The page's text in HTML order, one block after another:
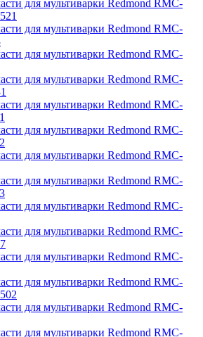
для мультиварки Redmond RMC-
для мультиварки Redmond RMC-
для мультиварки Redmond RMC-
для мультиварки Redmond RMC-
для мультиварки Redmond RMC-
для мультиварки Redmond RMC-
для мультиварки Redmond RMC-
для мультиварки Redmond RMC-
для мультиварки Redmond RMC-
для мультиварки Redmond RMC-
для мультиварки Redmond RMC-
для мультиварки Redmond RMC-
для мультиварки Redmond RMC-
для мультиварки Redmond RMC-